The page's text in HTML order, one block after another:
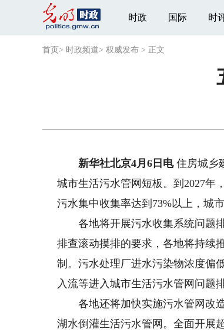
时政 国际 时
首页 > 时政频道> 权威发布 > 正文
新华社北京4月6日电住房城乡
城市生活污水管网短板。到2027年
污水集中收集率达到73%以上，城
各地将开展污水收集系统问题排
排查滚动摸排的要求，各地将持续
制。污水处理厂进水污染物浓度偏
入流等进入城市生活污水管网问题排
各地还将加快实施污水管网改造
湖水倒灌生活污水管网。全面开展